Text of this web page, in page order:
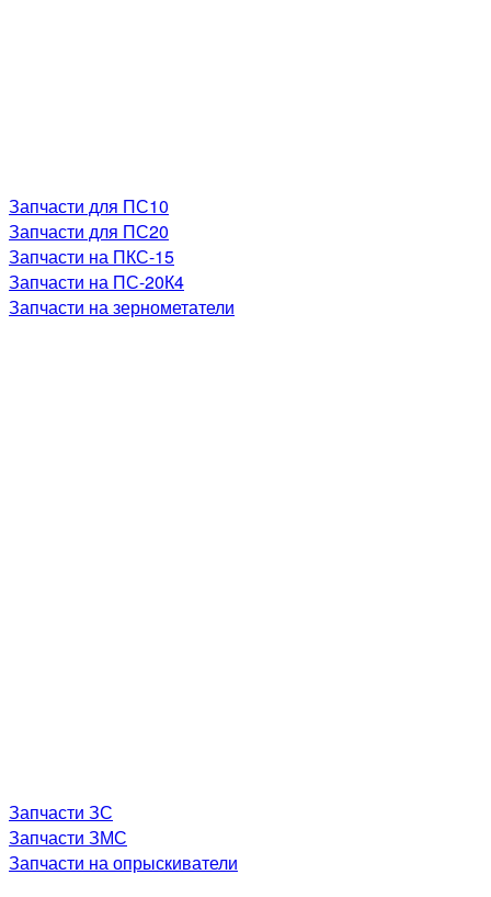
Запчасти для ПС10
Запчасти для ПС20
Запчасти на ПКС-15
Запчасти на ПС-20К4
Запчасти на зернометатели
Запчасти ЗС
Запчасти ЗМС
Запчасти на опрыскиватели